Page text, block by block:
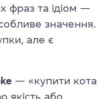
фраз та ідіом —
значення.
але є
— «купити кота
якість або